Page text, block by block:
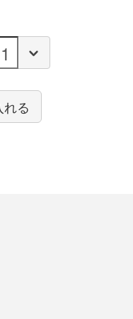
れる